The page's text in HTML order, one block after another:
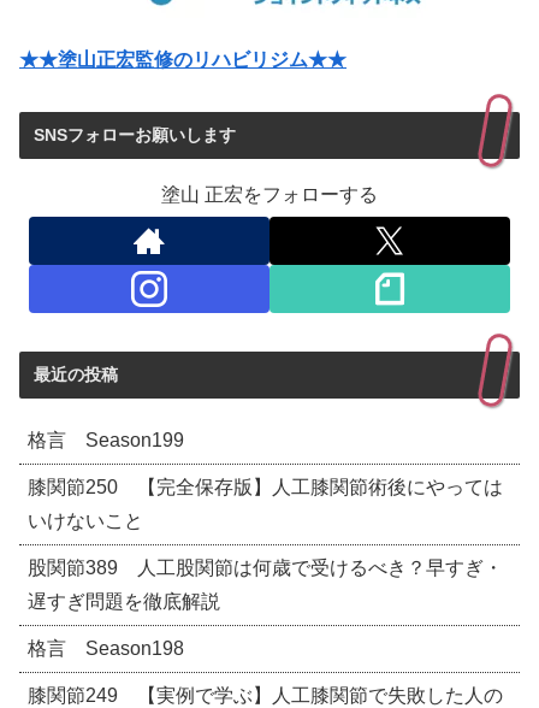
★★塗山正宏監修のリハビリジム★★
SNSフォローお願いします
塗山 正宏をフォローする
最近の投稿
格言 Season199
膝関節250 【完全保存版】人工膝関節術後にやっては
いけないこと
股関節389 人工股関節は何歳で受けるべき？早すぎ・
遅すぎ問題を徹底解説
格言 Season198
膝関節249 【実例で学ぶ】人工膝関節で失敗した人の